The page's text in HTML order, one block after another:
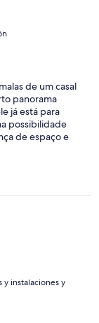
de um casal
panorama
já está para
possibilidade
de espaço e
pelo
O glass
são
y instalaciones y